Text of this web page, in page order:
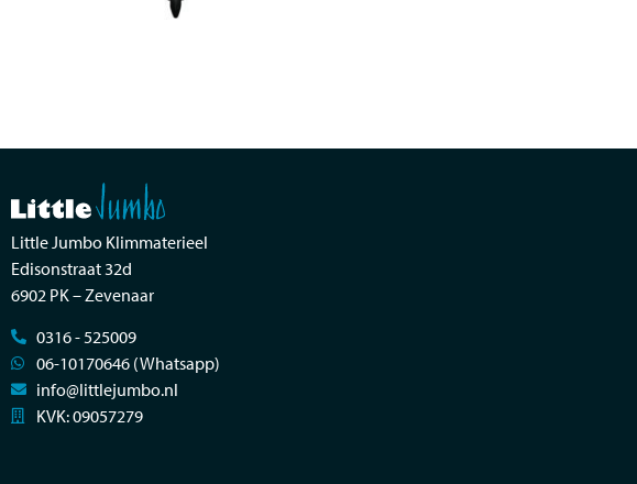
Little Jumbo Klimmaterieel
Edisonstraat 32d
6902 PK – Zevenaar
0316 - 525009
06-10170646 (Whatsapp)
info@littlejumbo.nl
KVK: 09057279